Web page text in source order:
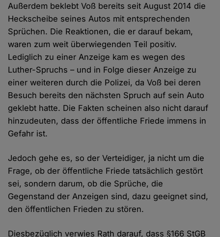
Außerdem beklebt Voß bereits seit August 2014 die
Heckscheibe seines Autos mit entsprechenden
Sprüchen. Die Reaktionen, die er darauf bekam,
waren zum weit überwiegenden Teil positiv.
Lediglich zu einer Anzeige kam es wegen des
Luther-Spruchs – und in Folge dieser Anzeige zu
einer weiteren durch die Polizei, da Voß bei deren
Besuch bereits den nächsten Spruch auf sein Auto
geklebt hatte. Die Fakten scheinen also nicht darauf
hinzudeuten, dass der öffentliche Friede immens in
Gefahr ist.
Jedoch gehe es, so der Verteidiger, ja nicht um die
Frage, ob der öffentliche Friede tatsächlich gestört
sei, sondern darum, ob die Sprüche, die
Gegenstand der Anzeigen sind, dazu geeignet sind,
den öffentlichen Frieden zu stören.
Diesbezüglich verwies Rath darauf, dass §166 StGB